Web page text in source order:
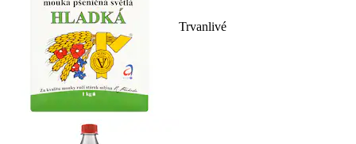
Trvanlivé